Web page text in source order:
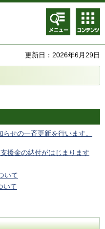
メニュ
ー
コンテ
ンツメ
ニュー
更新日：2026年6月29日
せの一斉更新を行います。
援金の納付がはじまります
いて
いて